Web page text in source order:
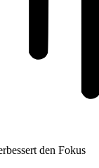
den Fokus